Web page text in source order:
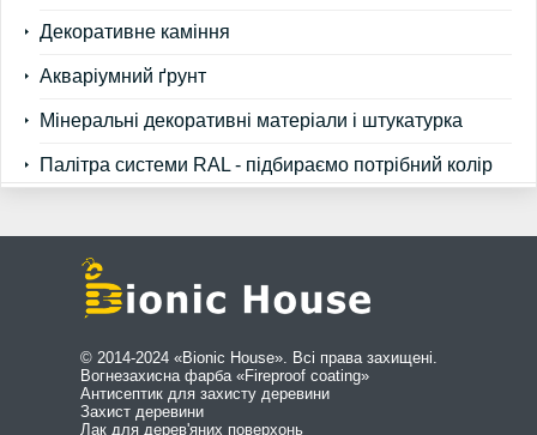
Декоративне каміння
Акваріумний ґрунт
Мінеральні декоративні матеріали і штукатурка
Палітра системи RAL - підбираємо потрібний колір
© 2014-2024 «Bionic House». Всі права захищені.
Вогнезахисна фарба «Fireproof coating»
Антисептик для захисту деревини
Захист деревини
Лак для дерев'яних поверхонь